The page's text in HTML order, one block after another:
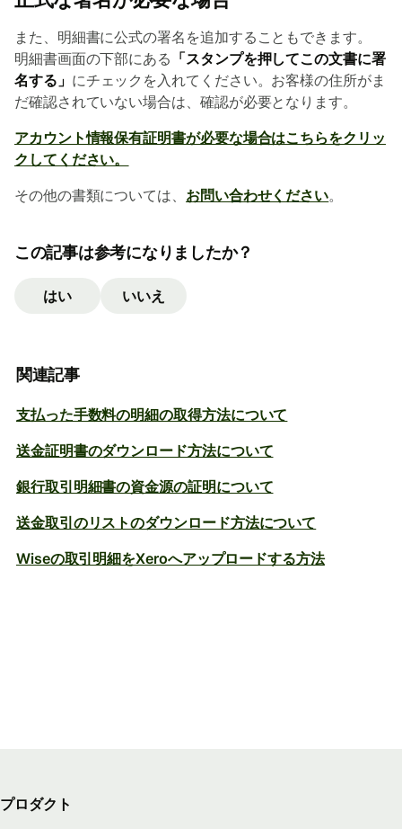
また、明細書に公式の署名を追加することもできます。
明細書画面の下部にある 「スタンプを押してこの文書に署
名する」 にチェックを入れてください。お客様の住所がま
だ確認されていない場合は、確認が必要となります。
アカウント情報保有証明書が必要な場合はこちらをクリッ
クしてください。
その他の書類については、 お問い合わせください。
この記事は参考になりましたか？
はい いいえ
関連記事
支払った手数料の明細の取得方法について
送金証明書のダウンロード方法について
銀行取引明細書の資金源の証明について
送金取引のリストのダウンロード方法について
Wiseの取引明細をXeroへアップロードする方法
プロダクト